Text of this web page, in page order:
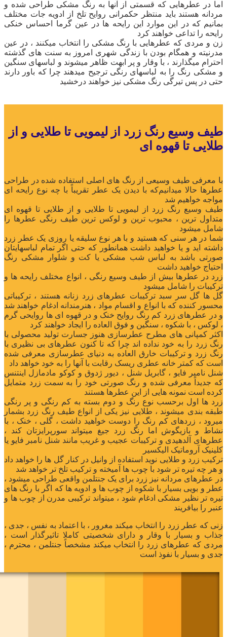
‌‌اما در عطرهایی که قسمتی از آنها به رنگ‌ مشکی طراحی شده و
مردانه هستند باید منتظر حکمرانی روایح تلخ از ادویه جات مختلف
بمانیم که در این موارد این رایحه ها در عین گرما احساس خنکی
رایحه را تداعی خواهند کرد
‌‌زن و مردی که عطرهایی با رنگ مشکی را انتخاب میکنند ، در عین
مدرنیته و همگام بودن با زندگی شهری امروز به سنت های گذشته
احترام میگذارند ، با وقار و پر ابهت ظاهر میشوند و لباسهای سنگین
و مشکی رنگ را به لباسهای رنگی ترجیح میدهند چرا که باور دارند
حتی در پس تیرگی رنگ مشکی نیز خواهند درخشید
طیف وسیع رنگ زرد از لیمویی تا طلایی و ‌از
طلایی تا قهوه ای
با معرفی طیف وسیعی از رنگ های اصلی استفاده شده در طراحی
عطرها حالا میدانیم‌که با دیدن یک عطر تقریباً با چه نوع رایحه ای
مواجه خواهیم‌ شد
‌‌‌طیف وسیع رنگ زرد از لیمویی تا طلایی و ‌از طلایی تا قهوه ای
متداول ترین ، محبوب ترین و لوکس ترین طیف رنگی عطرها را
شامل میشود
‌‌شما در هر سنی که هستید و با هر نوع سلیقه یا روزی یک ‌عطر زرد
داشته اید و یا خواهید داشت همانطور که حتی اگر تمام لباسهایتان
صورتی باشد به لباس شب مشکی یا کت و شلوار مشکی رنگ
احتیاج خواهید داشت
‌‌‌زرد در عطرها بیش از طیف وسیع رنگی ، انواع مختلف رایحه ها و
ترکیبات را شامل میشود
‌‌‌گل ها گل سر سبد ترکیبات عطرهای زرد زنانه هستند ، ترکیباتی
محسور کننده که با انواع و اقسام مواد ، هنرمندانه ادغام خواهند شد
و در عطرهای زرد کم رنگ روایح خنک و در قهوه ای ها روایحی گرم
، لوکس ، با شکوه ، سنگین و فوق العاده را ایجاد خواهند کرد
‌‌اکثر کمپانی های مطرح عطرسازی هنوز جسارت تولید محصولی با
رنگ زرد را به خود نداده اند چرا که تا کنون عطرهای بی نظیری با
رنگ زرد و ترکیبات خارق العاده به دنیای عطرسازی معرفی شده
است که کمتر خانه عطری ریسک رقابت با آنها را به خود خواهد داد
‌‌شنل نامبر فایو ، گابریل شنل ، دیور ژدوق و کوکو مادمازل اینتنس
که جدیداً معرفی شده و رنگ صورتی خود را به سمت زرد متمایل
کرده است نمونه هایی از این عطرها هستند
‌‌زرد ها اول برحسب نوع رنگ و دوم بسته به کم رنگی و‌ پر رنگی
طبقه بندی میشوند ، طلایی نیز یکی از انواع طیف رنگ زرد بشمار
میرود ، زردهای کم رنگ را دوست خواهید داشت ، گلی ، خنک ، با
نشاط و بازیگوش اما رنگ زرد جیغ میتواند سورپرایزتان کند ،
عطرهای آلدهیدی و ترکیبات عجیب و غریب مانند شنل نامبر فایو‌ یا
کلینیک آروماتیک الیکسیر
‌‌‌ترکیب زرد و طلایی نوید استفاده از وانیل در کنار گل ها را خواهد داد
و هر چه تیره تر شود با چوب ها آمیخته و ترکیب تلخ تر خواهد شد
‌‌در عطرهای مردانه نیز زرد برای یک جنتلمن واقعی طراحی میشود ،
عطر و‌ بویی بسیار با شکوه از چوب ها و ادویه ها که اگر با رنگ های
تیره تر نظیر مشکی ادغام شود ، میتواند ترکیبی مدرن از چوب ها و‌
عنبر را بیافریند
زنی که عطر زرد را انتخاب میکند مغرور ، با اعتماد به نفس ، جدی ،
جذاب و بسیار با وقار و دارای شخصیتی کاملا تاثیرگذار است ،
مردی که عطرهای زرد را انتخاب میکند مشخصاً جنتلمن ، محترم ،
جدی و بسیار با نفوذ است